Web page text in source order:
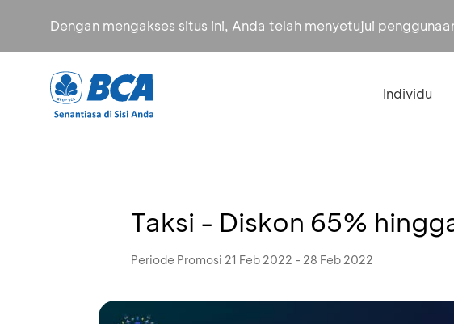
Dengan mengakses situs ini, Anda telah menyetujui
Individu
Taksi - Diskon 65%
Periode Promosi 21 Feb 2022 - 28 Feb 2022